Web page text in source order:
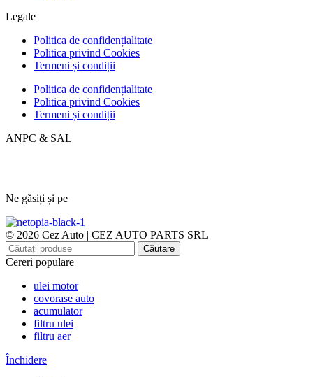
Legale
Politica de confidențialitate
Politica privind Cookies
Termeni și condiții
Politica de confidențialitate
Politica privind Cookies
Termeni și condiții
ANPC & SAL
Ne găsiți și pe
© 2026 Cez Auto | CEZ AUTO PARTS SRL
Căutare
Cereri populare
ulei motor
covorase auto
acumulator
filtru ulei
filtru aer
Închidere